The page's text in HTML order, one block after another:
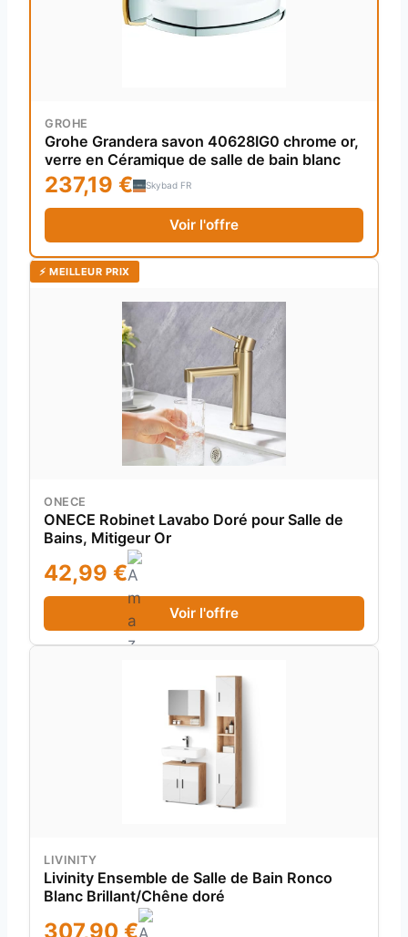
GROHE
Grohe Grandera savon 40628IG0 chrome or,
verre en Céramique de salle de bain blanc
237,19 € Skybad FR
Voir l'offre
⚡ MEILLEUR PRIX
ONECE
ONECE Robinet Lavabo Doré pour Salle de
Bains, Mitigeur Or
42,99 €
Voir l'offre
LIVINITY
Livinity Ensemble de Salle de Bain Ronco
Blanc Brillant/Chêne doré
307,90 €